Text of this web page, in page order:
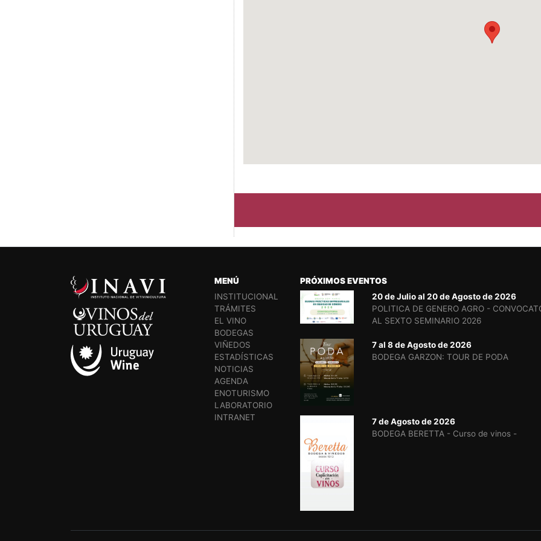
MENÚ
INSTITUCIONAL
TRÁMITES
EL VINO
BODEGAS
VIÑEDOS
ESTADÍSTICAS
NOTICIAS
AGENDA
ENOTURISMO
LABORATORIO
INTRANET
PRÓXIMOS EVENTOS
20 de Julio al 20 de Agosto de 2026
POLITICA DE GENERO AGRO -
AL SEXTO SEMINARIO 2026
7 al 8 de Agosto de 2026
BODEGA GARZON: TOUR DE PODA
7 de Agosto de 2026
BODEGA BERETTA - Curso de vinos -